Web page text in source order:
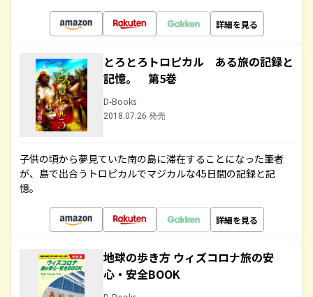
詳細を見る
とろとろトロピカル ある旅の記録と
記憶。 第5巻
D-Books
2018.07.26 発売
子供の頃から夢見ていた南の島に滞在することになった筆者
が、島で出合うトロピカルでマジカルな45日間の記録と記
憶。
詳細を見る
地球の歩き方 ウィズコロナ旅の安
心・安全BOOK